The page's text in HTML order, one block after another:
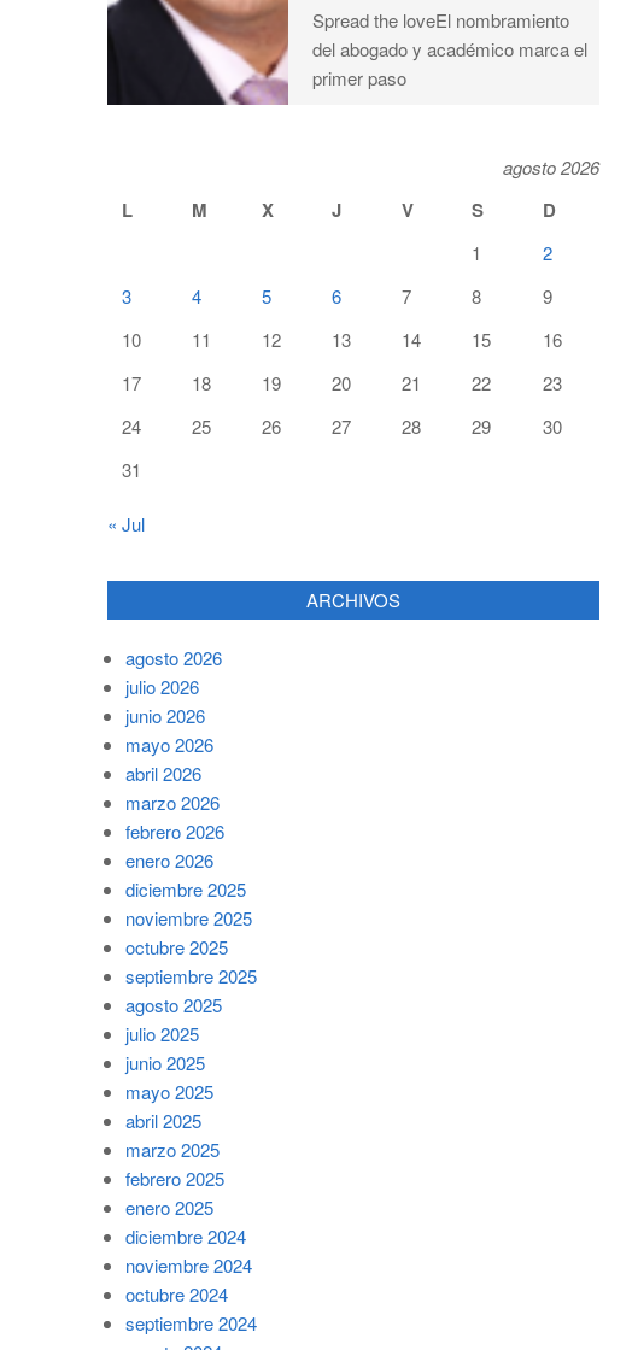
Spread the loveEl nombramiento
del abogado y académico marca el
primer paso
agosto 2026
L M X J V S D
1
2
3
4 5 6 7 8
9
10
11 12 13 14 15
16
17
18 19 20 21 22
23
24
25 26 27 28 29
30
31
« Jul
ARCHIVOS
agosto 2026
julio 2026
junio 2026
mayo 2026
abril 2026
marzo 2026
febrero 2026
enero 2026
diciembre 2025
noviembre 2025
octubre 2025
septiembre 2025
agosto 2025
julio 2025
junio 2025
mayo 2025
abril 2025
marzo 2025
febrero 2025
enero 2025
diciembre 2024
noviembre 2024
octubre 2024
septiembre 2024